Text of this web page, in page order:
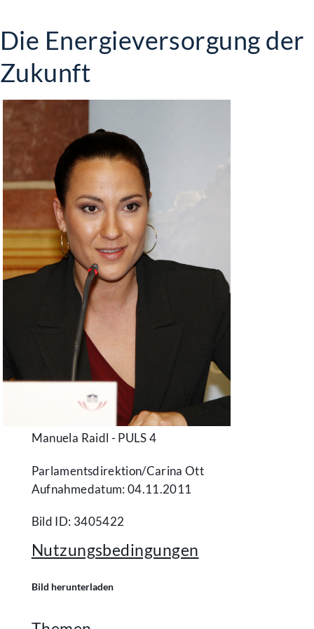
Die Energieversorgung der
Zukunft
Manuela Raidl - PULS 4
Parlamentsdirektion/​Carina Ott
Aufnahmedatum: 04.11.2011
Bild ID: 3405422
Nutzungsbedingungen
Bild herunterladen